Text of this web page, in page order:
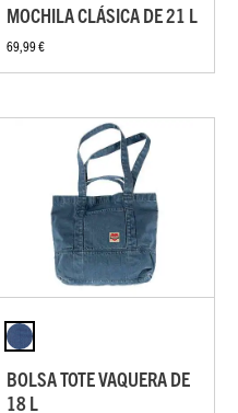
MOCHILA CLÁSICA DE 21 L
69,99 €
BOLSA TOTE VAQUERA DE
18 L